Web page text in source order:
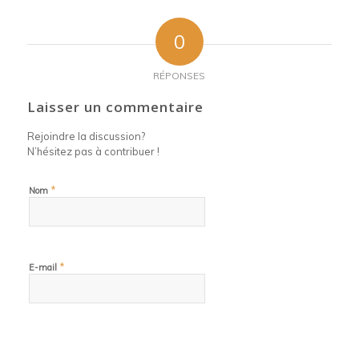
0
RÉPONSES
Laisser un commentaire
Rejoindre la discussion?
N’hésitez pas à contribuer !
Nom *
E-mail *